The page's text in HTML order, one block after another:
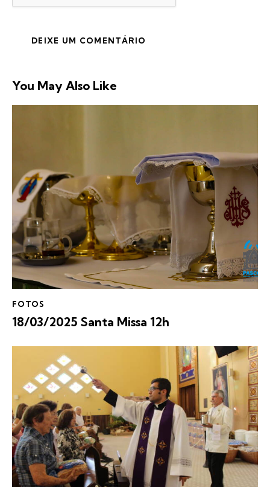
You May Also Like
FOTOS
18/03/2025 Santa Missa 12h